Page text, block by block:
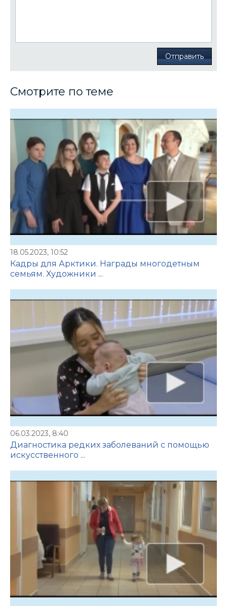
Отправить
Смотрите по теме
18.05.2023, 10:52
Кадры для Арктики. Награды многодетным
семьям. Художники ...
06.03.2023, 8:40
Диагностика редких заболеваний с помощью
искусственного ...